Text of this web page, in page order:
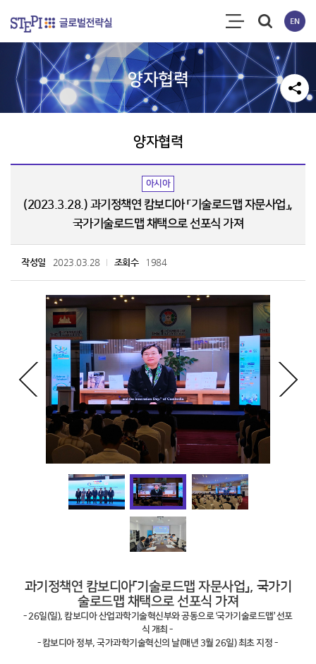
양자협력
양자협력
아시아
(2023.3.28.) 과기정책연 캄보디아 「기술로드맵 자문사업」,
국가기술로드맵 채택으로 선포식 가져
작성일 2023.03.28 조회수 1984
과기정책연 캄보디아「기술로드맵 자문사업」, 국가기
술로드맵 채택으로 선포식 가져
- 26일(일), 캄보디아 산업과학기술혁신부와 공동으로 ‘국가기술로드맵’ 선포
식 개최 -
- 캄보디아 정부, 국가과학기술혁신의 날(매년 3월 26일) 최초 지정 -